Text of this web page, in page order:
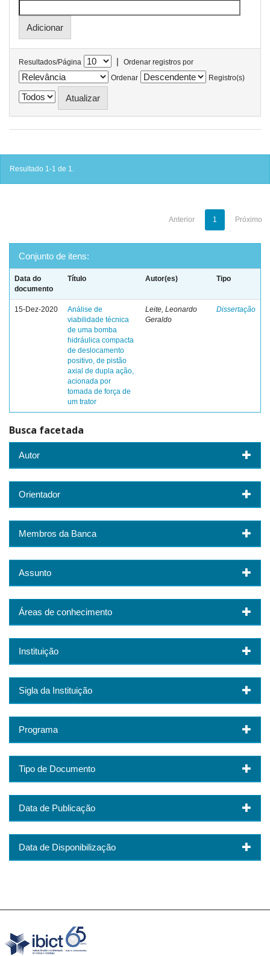
Resultados/Página |
Ordenar registros por
Ordenar
Registro(s)
Resultado 1-1 de 1.
Anterior 1 Próximo
Conjunto de itens:
Data do
documento
Título Autor(es) Tipo
15-Dez-2020
Análise de
viabilidade técnica
de uma bomba
hidráulica compacta
de deslocamento
positivo, de pistão
axial de dupla ação,
acionada por
tomada de força de
um trator
Leite, Leonardo
Geraldo
Dissertação
Busca facetada
Autor
Orientador
Membros da Banca
Assunto
Áreas de conhecimento
Instituição
Sigla da Instituição
Programa
Tipo de Documento
Data de Publicação
Data de Disponibilização